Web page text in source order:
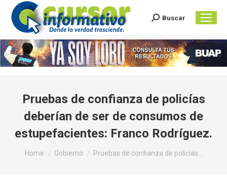
Search:
Buscar
Pruebas de confianza de policías
deberían de ser de consumos de
estupefacientes: Franco Rodríguez.
You are here:
Home Gobierno Pruebas de confianza de policías…